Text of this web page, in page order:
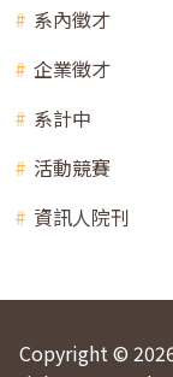
系內徵才
企業徵才
系計中
活動競賽
資訊人院刊
Copyright ©